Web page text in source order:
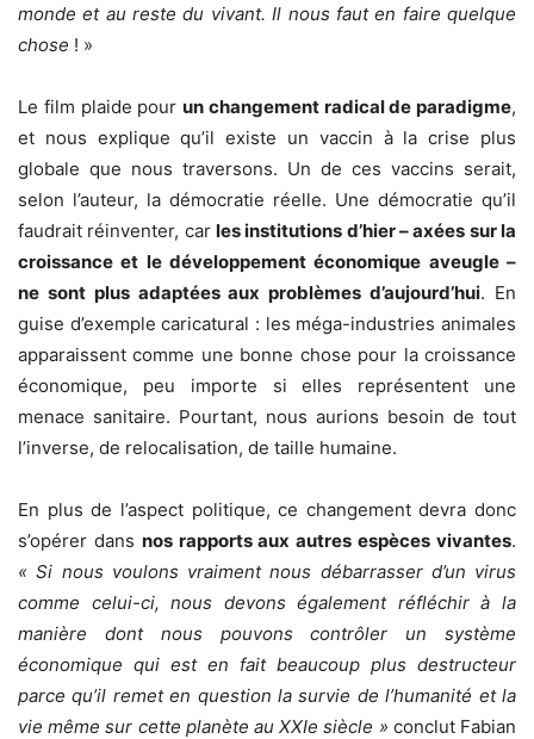
monde et au reste du vivant. Il nous faut en faire quelque
chose ! »
Le film plaide pour un changement radical de paradigme,
et nous explique qu’il existe un vaccin à la crise plus
globale que nous traversons. Un de ces vaccins serait,
selon l’auteur, la démocratie réelle. Une démocratie qu’il
faudrait réinventer, car les institutions d’hier – axées sur la
croissance et le développement économique aveugle –
ne sont plus adaptées aux problèmes d’aujourd’hui. En
guise d’exemple caricatural : les méga-industries animales
apparaissent comme une bonne chose pour la croissance
économique, peu importe si elles représentent une
menace sanitaire. Pourtant, nous aurions besoin de tout
l’inverse, de relocalisation, de taille humaine.
En plus de l’aspect politique, ce changement devra donc
s’opérer dans nos rapports aux autres espèces vivantes.
« Si nous voulons vraiment nous débarrasser d’un virus
comme celui-ci, nous devons également réfléchir à la
manière dont nous pouvons contrôler un système
économique qui est en fait beaucoup plus destructeur
parce qu’il remet en question la survie de l’humanité et la
vie même sur cette planète au XXIe siècle » conclut Fabian